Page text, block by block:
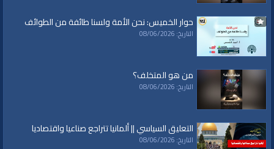
الفئات:
شهر رمضان»اللهم إني صائم
العلامات:الصيام|الصائم
الخلافة
حوار الخميس: نحن الأمة ولسنا طائفة من الطوائف
التاريخ: 08/06/2026
من هو المتخلف؟
التاريخ: 08/06/2026
التعليق السياسي || ألمانيا تتراجع صناعيا واقتصاديا
التاريخ: 08/06/2026